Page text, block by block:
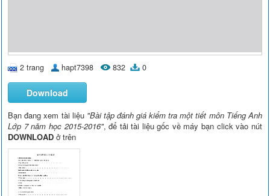
2 trang hapt7398 832 0
Download
Bạn đang xem tài liệu "Bài tập đánh giá kiểm tra một tiết môn Tiếng Anh
Lớp 7 năm học 2015-2016", để tải tài liệu gốc về máy bạn click vào nút
DOWNLOAD ở trên